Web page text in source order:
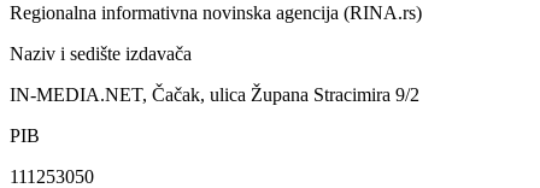
Regionalna informativna novinska agencija (RINA.rs)
Naziv i sedište izdavača
IN-MEDIA.NET, Čačak, ulica Župana Stracimira 9/2
PIB
111253050